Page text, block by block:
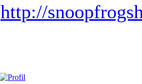
http://